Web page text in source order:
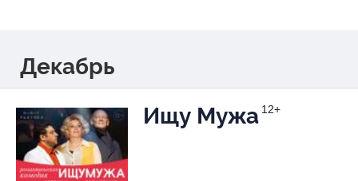
Декабрь
Ищу Мужа 12+